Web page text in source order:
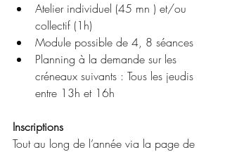
Atelier individuel (45 mn ) et/ou
collectif (1h)
Module possible de 4, 8 séances
Planning à la demande sur les
créneaux suivants : Tous les jeudis
entre 13h et 16h
Inscriptions
Tout au long de l’année via la page de